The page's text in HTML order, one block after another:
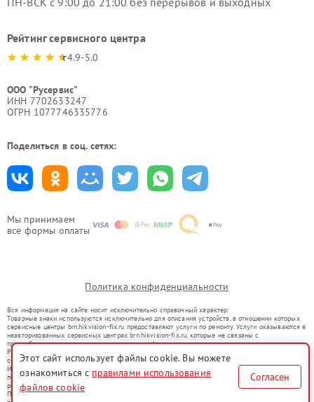
Мы принимаем
все формы оплаты
Рейтинг сервисного центра
4.9-5.0
ООО "Русервис"
ИНН 7702633247
ОГРН 1077746335776
Поделиться в соц. сетях:
Политика конфиденциальности
Вся информация на сайте носит исключительно справочный характер.
Товарные знаки используются исключительно для описания устройств, в отношении которых
сервисные центры brn.hikvision-fix.ru предоставляют услуги по ремонту. Услуги оказываются в
неавторизованных сервисных центрах brn.hikvision-fix.ru, которые не связаны с
правообладателями товарных знаков или их официальными представителями.
Ремонт осуществляется для устройств, уже введенных в гражданский оборот в соответствии
со статьей 1487 ГК РФ.
Использование товарных знаков не преследует цели индивидуализации услуг или введения
потребителей в заблуждение, а служит для информирования о предоставляемых услугах по
ремонту техники указанных брендов.
Представленная на сайте информация не является публичной офертой, определяемой
Этот сайт использует файлы cookie. Вы можете
ознакомиться с правилами использования
файлов cookie
Согласен